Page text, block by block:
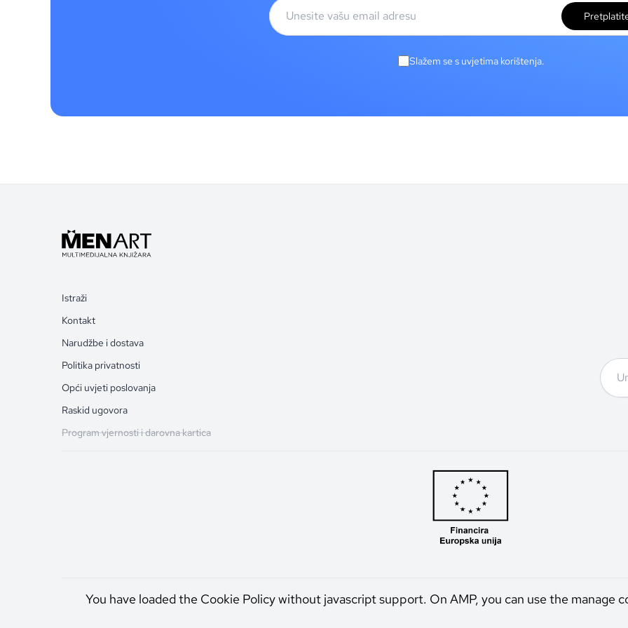
Slažem se s uvjetima korištenja.
Istraži
Kontakt
Narudžbe i dostava
Politika privatnosti
Opći uvjeti poslovanja
Raskid ugovora
Program vjernosti i darovna kartica
You have loaded the Cookie Policy without javascript support. On AMP, you can use the